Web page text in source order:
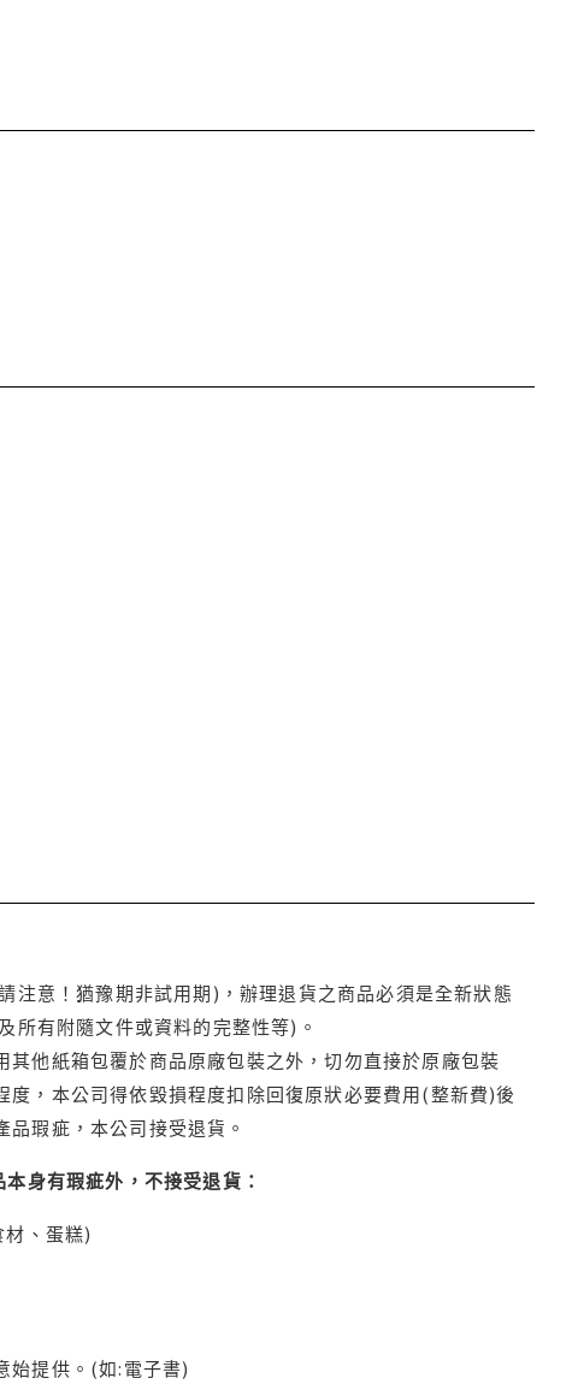
意！猶豫期非試用期)，辦理退貨之商品必須是全新狀態
所有附隨文件或資料的完整性等)。
他紙箱包覆於商品原廠包裝之外，切勿直接於原廠包裝
，本公司得依毀損程度扣除回復原狀必要費用(整新費)後
瑕疵，本公司接受退貨。
身有瑕疵外，不接受退貨：
、蛋糕)
始提供。(如:電子書)